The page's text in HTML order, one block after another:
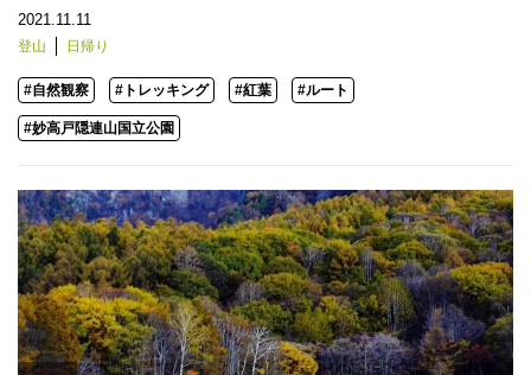
2021.11.11
登山 日帰り
#自然観察 #トレッキング #紅葉 #ルート
#妙高戸隠連山国立公園